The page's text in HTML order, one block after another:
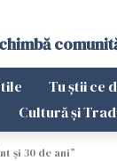
Tu știi ce
Cultură și
și 30 de ani”